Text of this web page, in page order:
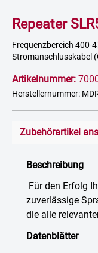
Repeater
Frequenzbereich 400-
Stromanschlusskabel
Artikelnummer:
Herstellernummer:
Zubehörartikel
Beschreibung
Für den Erfolg
zuverlässige
die alle
Datenblätter